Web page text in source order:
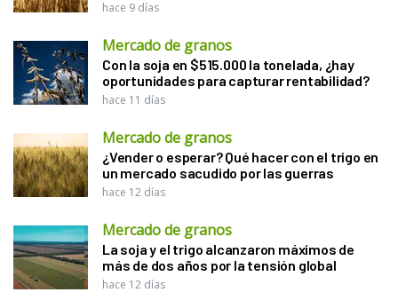
hace 9 días
Mercado de granos
Con la soja en $515.000 la tonelada, ¿hay
oportunidades para capturar rentabilidad?
hace 11 días
Mercado de granos
¿Vender o esperar? Qué hacer con el trigo en
un mercado sacudido por las guerras
hace 12 días
Mercado de granos
La soja y el trigo alcanzaron máximos de
más de dos años por la tensión global
hace 12 días